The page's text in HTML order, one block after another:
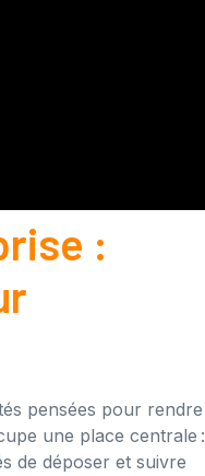
:
pensées pour rendre
une place centrale :
de déposer et suivre